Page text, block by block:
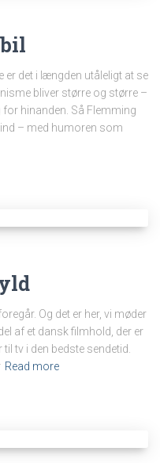
det i længden utåleligt at se
bliver større og større –
hinanden. Så Flemming
– med humoren som
Og det er her, vi møder
af et dansk filmhold, der er
tv i den bedste sendetid.
Read more